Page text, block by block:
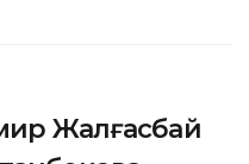
Жалғасбай